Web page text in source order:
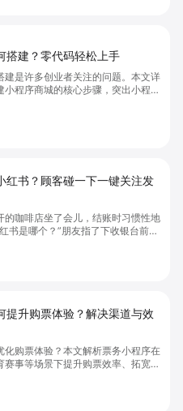
搭建？零代码轻松上手
建是许多创业者关注的问题。本文详
小程序商城的核心步骤，突出小程序
零代码开店优势，帮助你轻松实现商
及高效会员运营，快速开启线上卖
取详细操作指南！
红书？顾客碰一下一键关注发
的咖啡店坐了会儿，结账时习惯性地
书是哪个？”朋友指了下收银台前的
一下就行了。” 我把手机轻轻一贴
红书打开、主页呈现，一气呵成。
提升购票体验？解决渠道与效
化购票体验？本文解析票务小程序在
赛事等场景下提升购票效率、拓宽销
精准营销的具体方式。关键词包括
票体验”、“购票效率”。